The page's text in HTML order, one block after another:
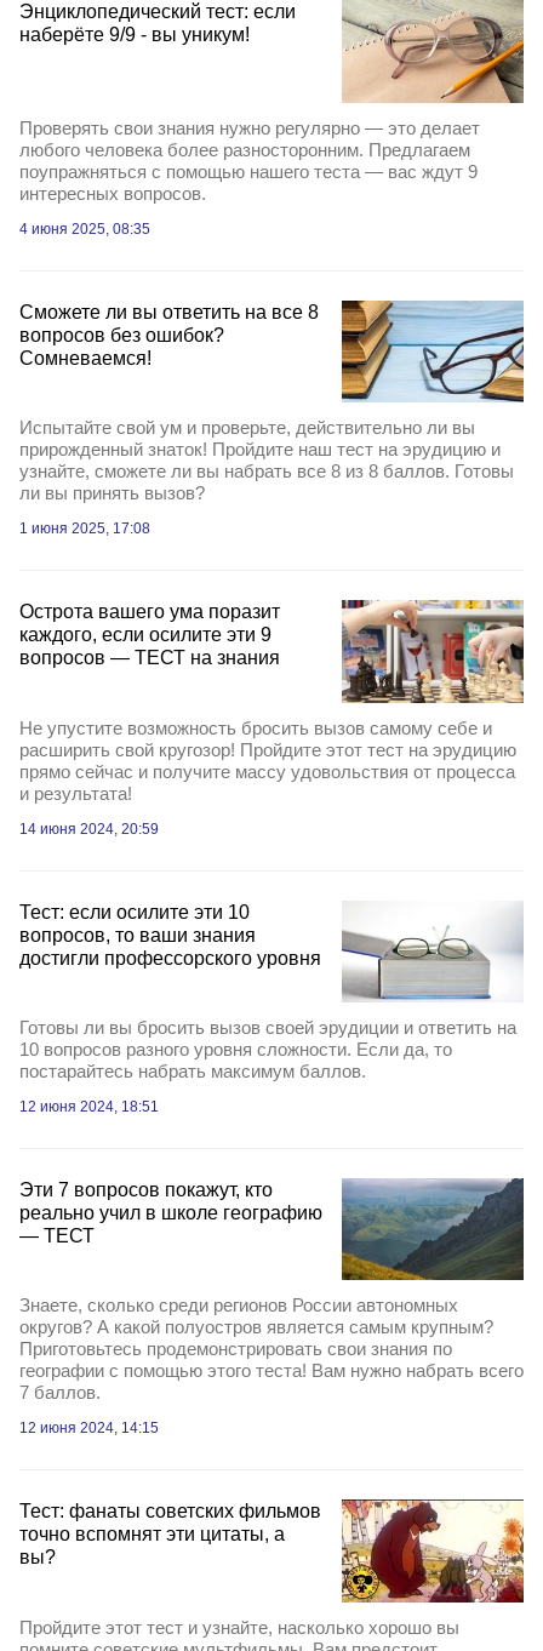
Энциклопедический тест: если
наберёте 9/9 - вы уникум!
Проверять свои знания нужно регулярно — это делает
любого человека более разносторонним. Предлагаем
поупражняться с помощью нашего теста — вас ждут 9
интересных вопросов.
4 июня 2025, 08:35
Сможете ли вы ответить на все 8
вопросов без ошибок?
Сомневаемся!
Испытайте свой ум и проверьте, действительно ли вы
прирожденный знаток! Пройдите наш тест на эрудицию и
узнайте, сможете ли вы набрать все 8 из 8 баллов. Готовы
ли вы принять вызов?
1 июня 2025, 17:08
Острота вашего ума поразит
каждого, если осилите эти 9
вопросов — ТЕСТ на знания
Не упустите возможность бросить вызов самому себе и
расширить свой кругозор! Пройдите этот тест на эрудицию
прямо сейчас и получите массу удовольствия от процесса
и результата!
14 июня 2024, 20:59
Тест: если осилите эти 10
вопросов, то ваши знания
достигли профессорского уровня
Готовы ли вы бросить вызов своей эрудиции и ответить на
10 вопросов разного уровня сложности. Если да, то
постарайтесь набрать максимум баллов.
12 июня 2024, 18:51
Эти 7 вопросов покажут, кто
реально учил в школе географию
— ТЕСТ
Знаете, сколько среди регионов России автономных
округов? А какой полуостров является самым крупным?
Приготовьтесь продемонстрировать свои знания по
географии с помощью этого теста! Вам нужно набрать всего
7 баллов.
12 июня 2024, 14:15
Тест: фанаты советских фильмов
точно вспомнят эти цитаты, а
вы?
Пройдите этот тест и узнайте, насколько хорошо вы